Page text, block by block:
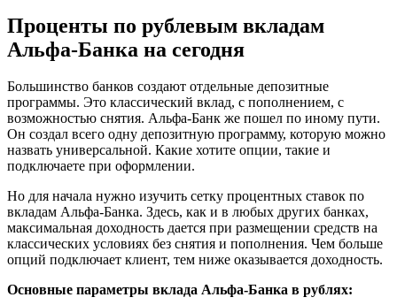
Проценты по рублевым вкладам
Альфа-Банка на сегодня
Большинство банков создают отдельные депозитные
программы. Это классический вклад, с пополнением, с
возможностью снятия. Альфа-Банк же пошел по иному пути.
Он создал всего одну депозитную программу, которую можно
назвать универсальной. Какие хотите опции, такие и
подключаете при оформлении.
Но для начала нужно изучить сетку процентных ставок по
вкладам Альфа-Банка. Здесь, как и в любых других банках,
максимальная доходность дается при размещении средств на
классических условиях без снятия и пополнения. Чем больше
опций подключает клиент, тем ниже оказывается доходность.
Основные параметры вклада Альфа-Банка в рублях: